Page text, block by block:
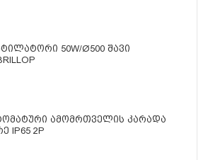
50W/Ø500 Შავი
Ამომრთველის Კარადა
IP65 2P